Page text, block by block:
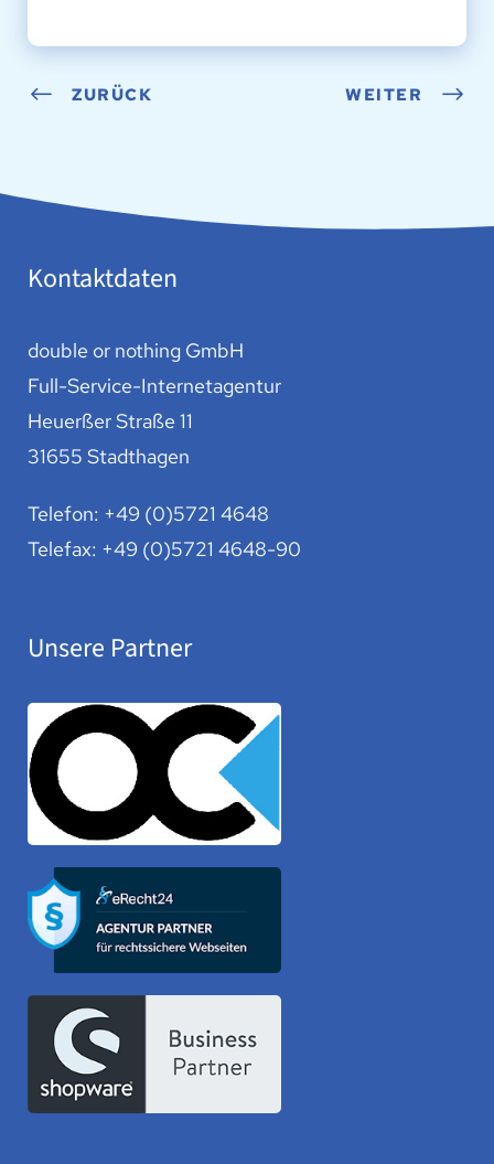
ZURÜCK WEITER
Kontaktdaten
double or nothing GmbH
Full-Service-Internetagentur
Heuerßer Straße 11
31655 Stadthagen
Telefon: +49 (0)5721 4648
Telefax: +49 (0)5721 4648-90
Unsere Partner